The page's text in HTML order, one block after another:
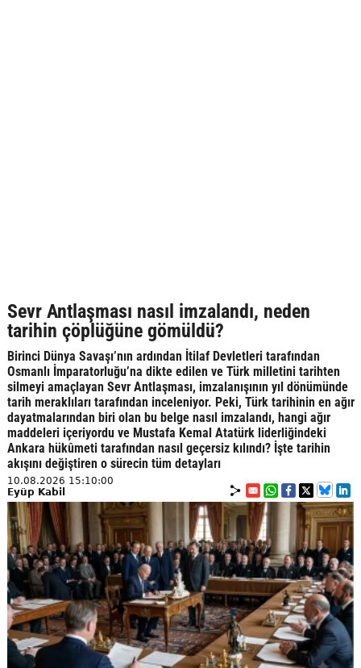
Sevr Antlaşması nasıl imzalandı, neden
tarihin çöplüğüne gömüldü?
Birinci Dünya Savaşı’nın ardından İtilaf Devletleri tarafından
Osmanlı İmparatorluğu’na dikte edilen ve Türk milletini tarihten
silmeyi amaçlayan Sevr Antlaşması, imzalanışının yıl dönümünde
tarih meraklıları tarafından inceleniyor. Peki, Türk tarihinin en ağır
dayatmalarından biri olan bu belge nasıl imzalandı, hangi ağır
maddeleri içeriyordu ve Mustafa Kemal Atatürk liderliğindeki
Ankara hükûmeti tarafından nasıl geçersiz kılındı? İşte tarihin
akışını değiştiren o sürecin tüm detayları
10.08.2026 15:10:00
Eyüp Kabil